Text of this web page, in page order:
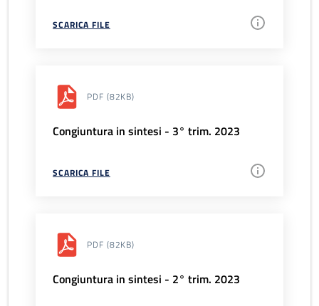
SCARICA FILE
PDF (82KB)
Congiuntura in sintesi - 3° trim. 2023
SCARICA FILE
PDF (82KB)
Congiuntura in sintesi - 2° trim. 2023